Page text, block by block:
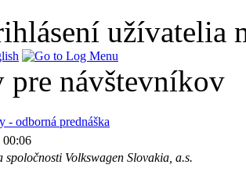
užívatelia
pre návštevníkov
- odborná prednáška
00:06
spoločnosti Volkswagen Slovakia, a.s.